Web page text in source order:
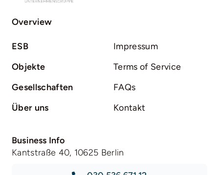
Overview
ESB
Objekte
Gesellschaften
Über uns
Impressum
Terms of Service
FAQs
Kontakt
Business Info
Kantstraße 40, 10625 Berlin